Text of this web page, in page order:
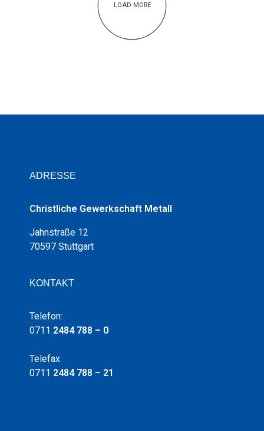
LOAD MORE
ADRESSE
Christliche Gewerkschaft Metall
Jahnstraße 12
70597 Stuttgart
KONTAKT
Telefon:
0711 2484 788 – 0
Telefax:
0711 2484 788 – 21